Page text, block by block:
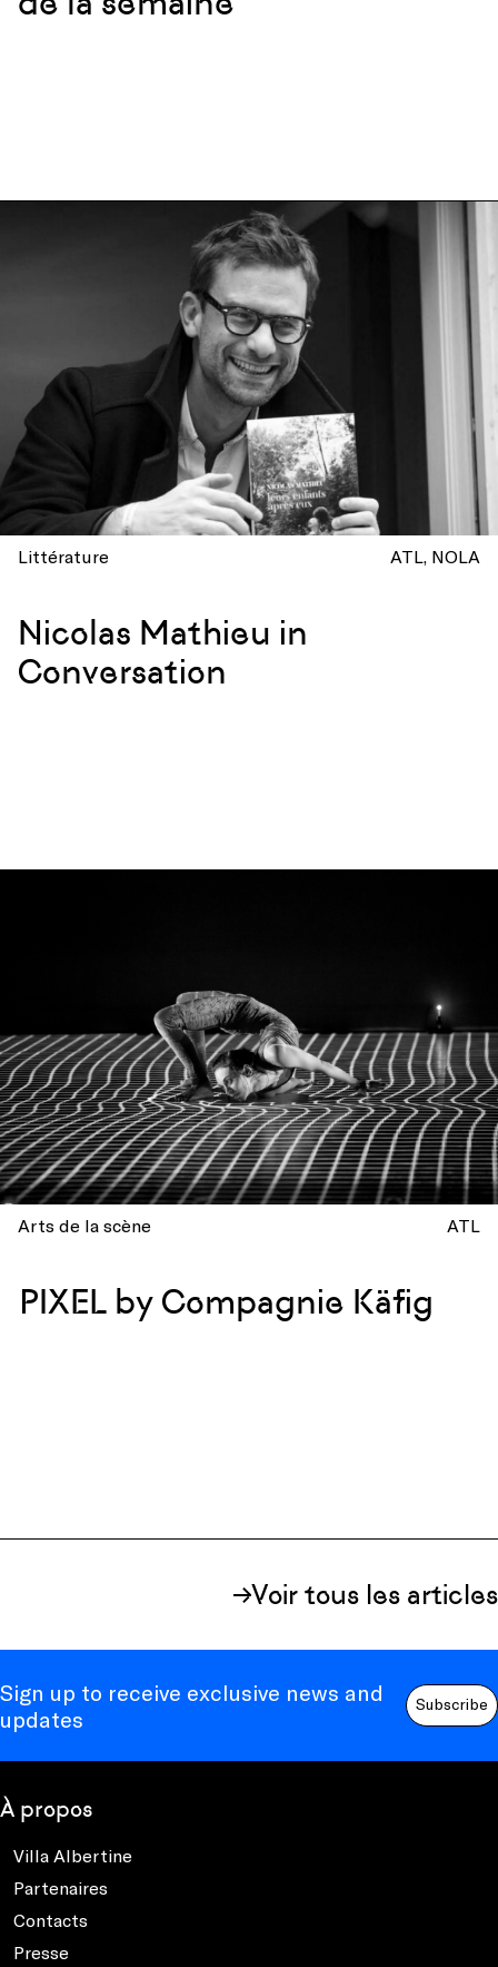
Littérature ATL NOLA
Nicolas Mathieu in
Conversation
Arts de la scène ATL
PIXEL by Compagnie Käfig
Voir tous les articles
Sign up to receive exclusive news and
updates
Subscribe
À propos
Villa Albertine
Partenaires
Contacts
Presse